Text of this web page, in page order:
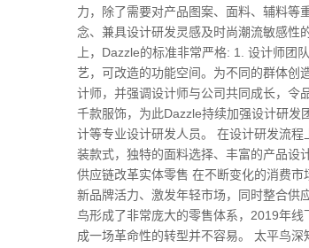
力，除了需要对产品图案、面料、辅料等
念、兼具设计研发灵感及时尚潮流敏感性
上，Dazzle的标准非常严格: 1. 设计师团
艺，可改造的功能空间。为不同的群体创
计师，并强调设计师与公司共同成长，令
千款服饰，为此Dazzle持续加强设计研发
计等专业设计研发人员。 在设计研发流
装款式，独特的面料选择、丰富的产品设
供应链改革实体零售 在不断变化的消费
新品牌活力、激发年轻市场，同时整合供
鸟形成了非常庞大的零售体系，2019年
成一场革命性的转型并不容易。 太平鸟